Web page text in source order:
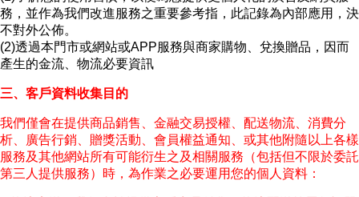
務，並作為我們改進服務之重要參考指，此記錄為內部應用，決
不對外公佈。
(2)透過本門市或網站或APP服務與商家購物、兌換贈品，因而
產生的金流、物流必要資訊
三、客戶資料收集目的
我們僅會在提供商品銷售、金融交易授權、配送物流、消費分
析、廣告行銷、贈獎活動、會員權益通知、或其他附隨以上各樣
服務及其他網站所有可能衍生之及相關服務（包括但不限於委託
第三人提供服務）時，為作業之必要運用您的個人資料：